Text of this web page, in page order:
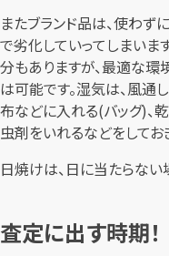
またブランド品は、使わず
で劣化していってしまいま
分もありますが、最適な環
は可能です。湿気は、風通
布などに入れる(バッグ)、
虫剤をいれるなどをしてお
日焼けは、日に当たらない
査定に出す時期！